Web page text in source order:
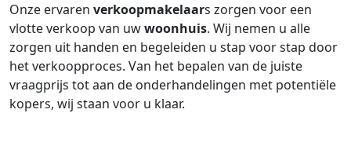
Onze ervaren verkoopmakelaars zorgen voor een
vlotte verkoop van uwwoonhuis. Wij nemen u alle
zorgen uit handen en begeleiden u stap voor stap door
het verkoopproces. Van het bepalen van de juiste
vraagprijs tot aan de onderhandelingen met potentiële
kopers, wij staan voor u klaar.